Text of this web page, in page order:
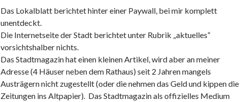
Das Lokalblatt berichtet hinter einer Paywall, bei mir komplett
unentdeckt.
Die Internetseite der Stadt berichtet unter Rubrik „aktuelles“
vorsichtshalber nichts.
Das Stadtmagazin hat einen kleinen Artikel, wird aber an meiner
Adresse (4 Häuser neben dem Rathaus) seit 2 Jahren mangels
Austrägern nicht zugestellt (oder die nehmen das Geld und kippen die
Zeitungen ins Altpapier). Das Stadtmagazin als offizielles Medium